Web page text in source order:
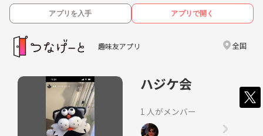
アプリを入手 アプリで開く
趣味友アプリ 全国
ハジケ会
1 人がメンバー